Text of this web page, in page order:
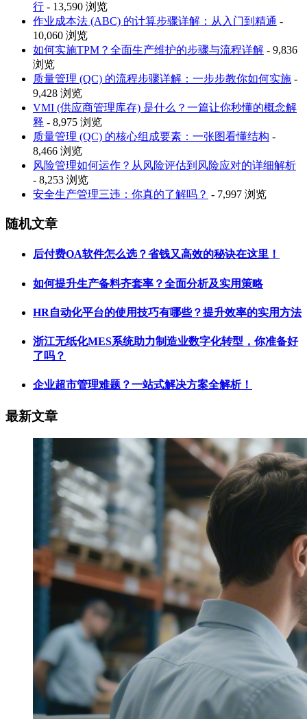
行 - 13,590 浏览
作业成本法 (ABC) 的计算步骤详解：从入门到精通 -
10,060 浏览
如何实施TPM？全面生产维护的步骤与流程详解 - 9,836
浏览
质量管理 (QC) 的流程步骤详解：一步步教你如何实施 -
9,428 浏览
VMI (供应商管理库存) 是什么？一篇让你秒懂的概念解
释 - 8,975 浏览
质量管理 (QC) 的核心组成要素：一张图看懂结构 -
8,466 浏览
风险管理如何运作？从风险评估到风险应对的详细解析
- 8,253 浏览
安全生产管理三违：你真的了解吗？ - 7,997 浏览
随机文章
后付费OA软件怎么选？省钱又高效的秘诀在这里！
如何提升生产备料齐套率？全面分析及实用策略
HR自动化平台的使用技巧有哪些？提升效率的实用方法
浙江无纸化MES系统助力制造业数字化转型，你准备好
了吗？
企业超市管理难题？一站式解决方案全解析！
最新文章